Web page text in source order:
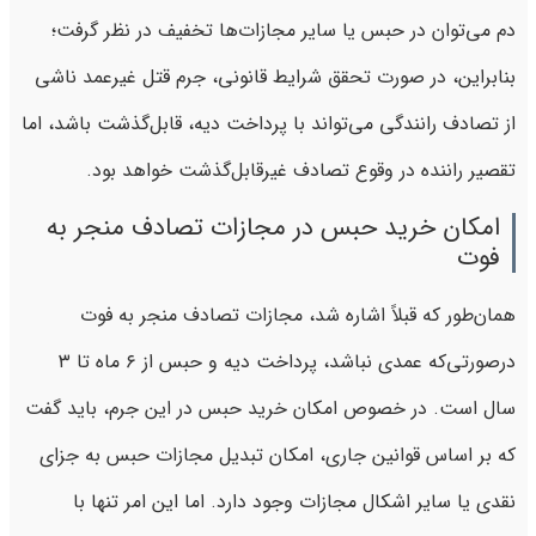
دم می‌توان در حبس یا سایر مجازات‌ها تخفیف در نظر گرفت؛
بنابراین، در صورت تحقق شرایط قانونی، جرم قتل غیرعمد ناشی
از تصادف رانندگی می‌تواند با پرداخت دیه، قابل‌گذشت باشد، اما
تقصیر راننده در وقوع تصادف غیرقابل‌گذشت خواهد بود.
امکان خرید حبس در مجازات تصادف منجر به
فوت
همان‌طور که قبلاً اشاره شد، مجازات تصادف منجر به فوت
درصورتی‌که عمدی نباشد، پرداخت دیه و حبس از ۶ ماه تا ۳
سال است. در خصوص امکان خرید حبس در این جرم، باید گفت
که بر اساس قوانین جاری، امکان تبدیل مجازات حبس به جزای
نقدی یا سایر اشکال مجازات وجود دارد. اما این امر تنها با